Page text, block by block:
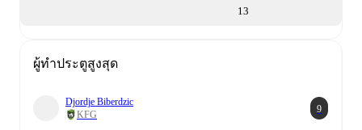
13
ผู้ทำประตูสูงสุด
Djordje Biberdzic
KFG
9